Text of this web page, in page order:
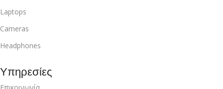
Laptops
Cameras
Headphones
Υπηρεσίες
Επικοινωνία